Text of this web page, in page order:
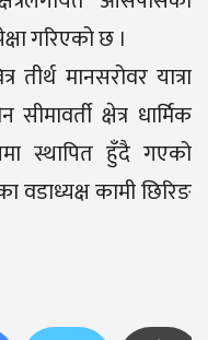
गरिएको छ ।
मानसरोवर यात्रा
क्षेत्र धार्मिक
स्थापित हुँदै गएको
वडाध्यक्ष कामी छिरिङ